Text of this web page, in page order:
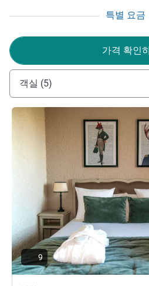
is less than an hour away.
More than a hotel, Le Domaine
destination! We offer you an
countryside, far from the busy
a seminar or a quiet weekend
country house.
Guy Richaudeau 호텔 관리
특별 요금
가격 확인
객실 (5)
세부 정보 보기
9